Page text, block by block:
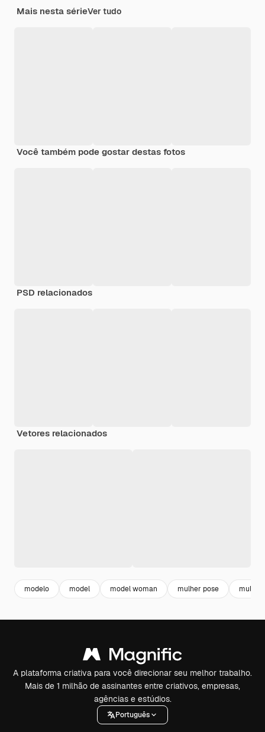
Mais nesta sérieVer tudo
Você também pode gostar destas fotos
PSD relacionados
Vetores relacionados
modelo model model woman mulher pose mulher
A plataforma criativa para você direcionar seu melhor trabalho.
Mais de 1 milhão de assinantes entre criativos, empresas,
agências e estúdios.
Português